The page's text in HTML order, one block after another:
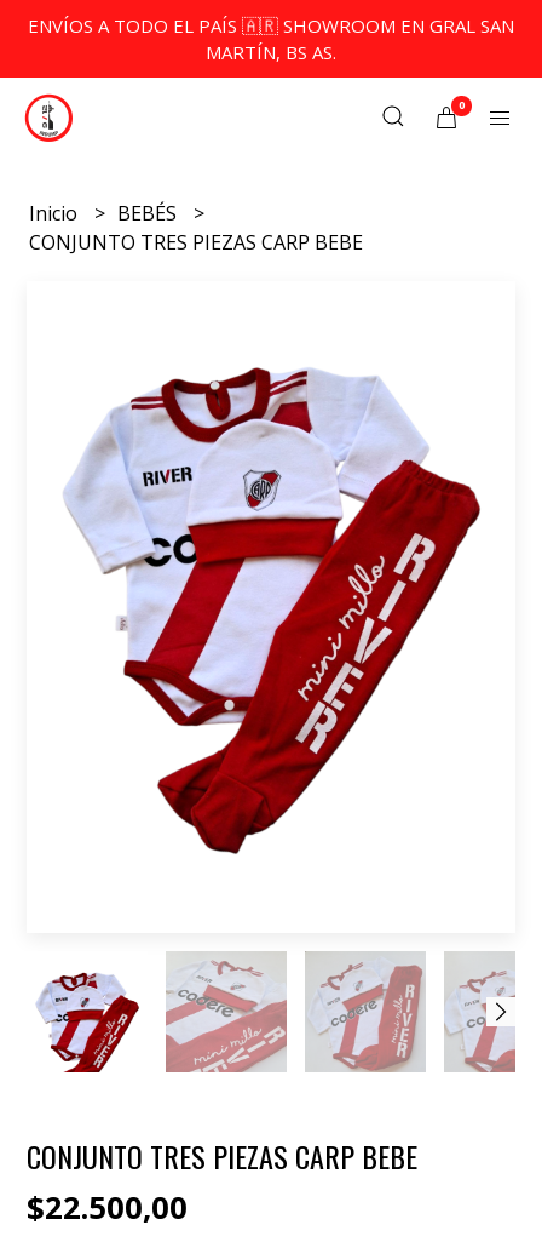
ENVÍOS A TODO EL PAÍS 🇦🇷 SHOWROOM EN GRAL SAN
MARTÍN, BS AS.
0
Inicio
BEBÉS
CONJUNTO TRES PIEZAS CARP BEBE
CONJUNTO TRES PIEZAS CARP BEBE
$22.500,00